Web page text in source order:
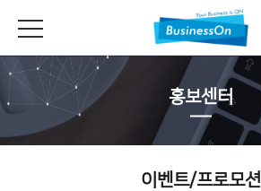
홍보센터
이벤트/프로모션